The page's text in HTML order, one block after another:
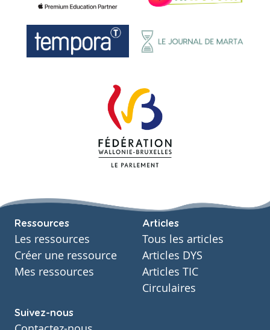
Ressources
Les ressources
Créer une ressource
Mes ressources
Articles
Tous les articles
Articles DYS
Articles TIC
Circulaires
Suivez-nous